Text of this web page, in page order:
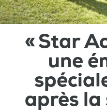
« Star
une
après la